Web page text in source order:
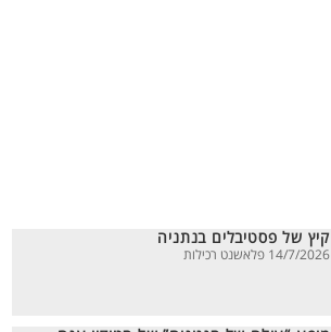
קיץ של פסטיבלים בנתניה
14/7/2026 פלאשנט רכילות